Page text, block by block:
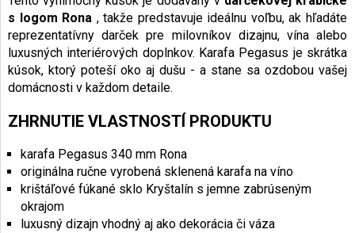
s logom Rona , takže predstavuje ideálnu voľbu, ak hľadáte
reprezentatívny darček pre milovníkov dizajnu, vína alebo
luxusných interiérových doplnkov. Karafa Pegasus je skrátka
kúsok, ktorý poteší oko aj dušu - a stane sa ozdobou vašej
domácnosti v každom detaile.
ZHRNUTIE VLASTNOSTÍ PRODUKTU
karafa Pegasus 340 mm Rona
originálna ručne vyrobená sklenená karafa na víno
krištáľové fúkané sklo Kryštalín s jemne zabrúseným
okrajom
luxusný dizajn vhodný aj ako dekorácia či váza